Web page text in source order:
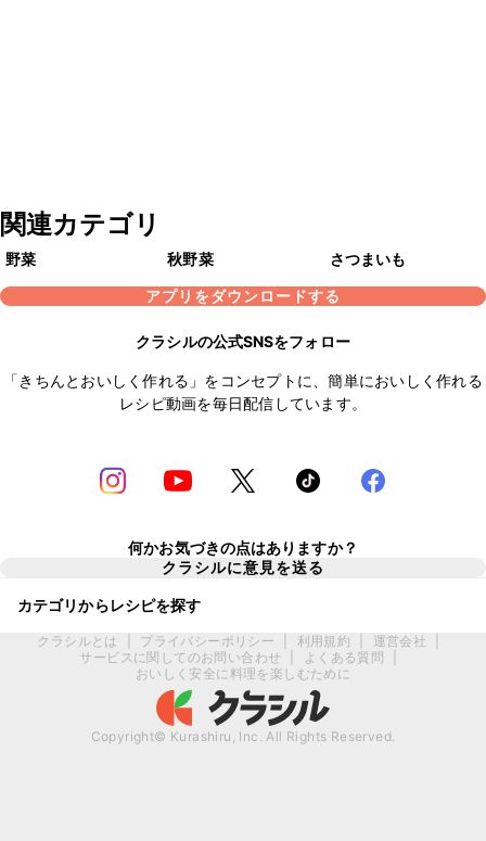
関連カテゴリ
野菜 秋野菜
さつまいも
アプリをダウンロードする
クラシルの公式SNSをフォロー
「きちんとおいしく作れる」をコンセプトに、簡単においしく作れる
レシピ動画を毎日配信しています。
何かお気づきの点はありますか？
クラシルに意見を送る
カテゴリからレシピを探す
クラシルとは プライバシーポリシー 利用規約 運営会社
サービスに関してのお問い合わせ
よくある質問
おいしく安全に料理を楽しむために
Copyright© Kurashiru, Inc. All Rights Reserved.